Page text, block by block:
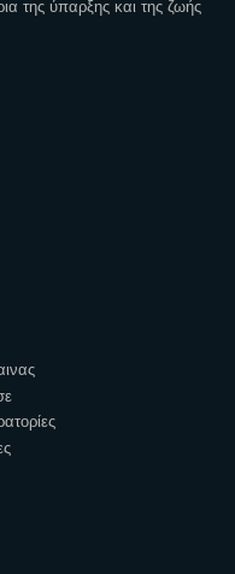
της ύπαρξης και της ζωής